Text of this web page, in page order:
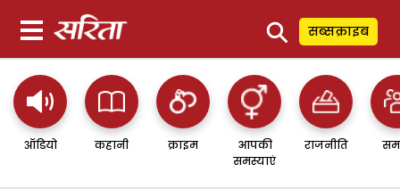
⚲ सब्सक्राइब
ऑडियो कहानी क्राइम
आपकी
समस्याएं
राजनीति